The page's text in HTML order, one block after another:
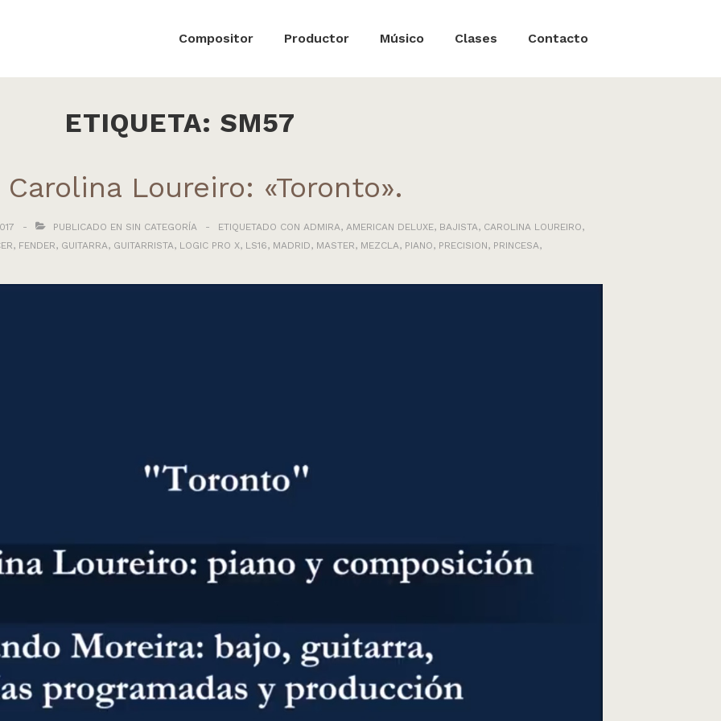
Compositor Productor Músico Clases Contacto
ETIQUETA: SM57
Loureiro: «Toronto».
PUBLICADO EN SIN CATEGORÍA ETIQUETADO CON ADMIRA, AMERICAN DELUXE, BAJISTA, CAROLINA LOUREIRO,
, FENDER, GUITARRA, GUITARRISTA, LOGIC PRO X, LS16, MADRID, MASTER, MEZCLA, PIANO, PRECISION, PRINCESA,